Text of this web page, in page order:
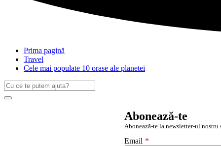
Prima pagină
Travel
Cele mai populate 10 orase ale planetei
Caută
după:
Search
Abonează-te
Abonează-te la newsletter-ul
Email *